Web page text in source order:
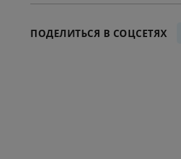
ПОДЕЛИТЬСЯ В СОЦСЕТЯХ